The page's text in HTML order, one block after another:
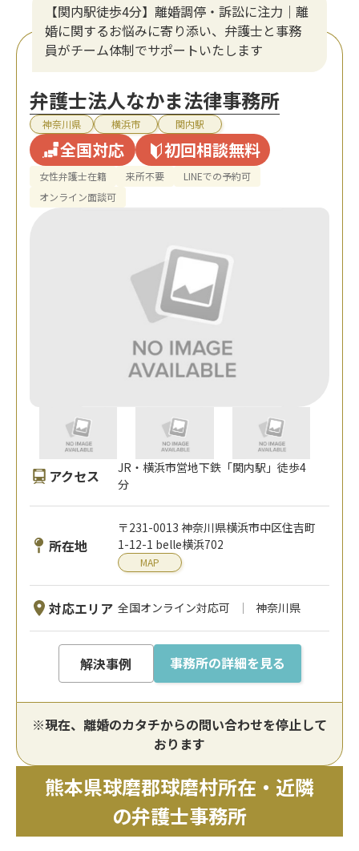
【関内駅徒歩4分】離婚調停・訴訟に注力│離
婚に関するお悩みに寄り添い、弁護士と事務
員がチーム体制でサポートいたします
弁護士法人なかま法律事務所
神奈川県 横浜市 関内駅
全国対応 初回相談無料
女性弁護士在籍 来所不要
LINEでの予約可
オンライン面談可
アクセス
JR・横浜市営地下鉄「関内駅」徒歩4
分
所在地
〒231-0013 神奈川県横浜市中区住吉町
1-12-1 belle横浜702
MAP
対応エリア 全国オンライン対応可 神奈川県
解決事例 事務所の詳細を見る
※現在、離婚のカタチからの問い合わせを停止して
おります
熊本県球磨郡球磨村所在・近隣
の弁護士事務所